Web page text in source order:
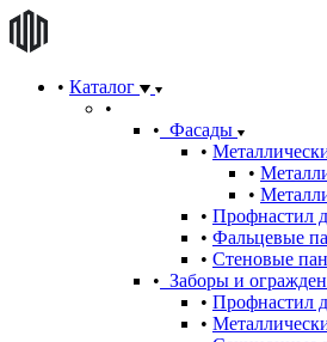
Каталог
Фасады
Профнастил
Фальцевые
Стеновые
Заборы и
Профнастил